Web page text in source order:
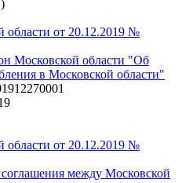
области от 20.12.2019 №
Московской области "Об
в Московской области"
области от 20.12.2019 №
между Московской